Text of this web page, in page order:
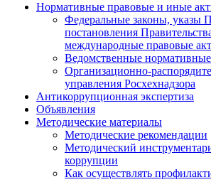
Нормативные правовые и иные
Федеральные законы, указы
постановления
международные правовые
Ведомственные
Организационно-
управления Росхехнадзора
Антикоррупционная экспертиза
Объявления
Методические материалы
Методические рекомендации
Методический
коррупции
Как осуществлять